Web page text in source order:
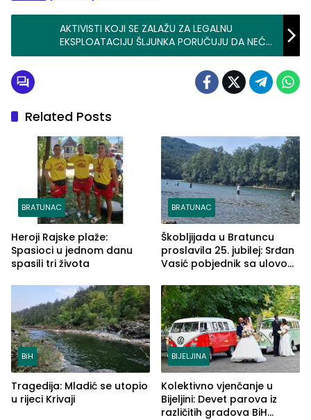
AKTIVISTI KOJI SE ZALAŽU ZA LEGALNU
EKSPLOATACIJU ŠLJUNKA PORUČUJU DA NEĆE
ODUSTATI OD SVOJE BORBE (FOTO)
Related Posts
BRATUNAC
Heroji Rajske plaže:
Spasioci u jednom danu
spasili tri života
BRATUNAC
Škobljijada u Bratuncu
proslavila 25. jubilej: Srđan
Vasić pobjednik sa ulovom
BiH
Tragedija: Mladić se utopio
u rijeci Krivaji
BIJELJINA
Kolektivno vjenčanje u
Bijeljini: Devet parova iz
različitih gradova BiH